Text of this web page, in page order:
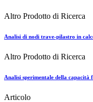
Altro Prodotto di Ricerca
Analisi di nodi trave-pilastro in
Altro Prodotto di Ricerca
Analisi sperimentale della
Articolo